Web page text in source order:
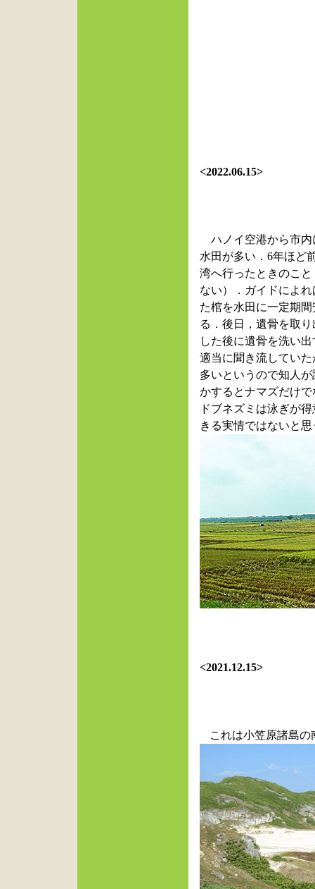
<2022.06.15>
ハノイ空港から市内
水田が多い． 6年ほど
湾へ行ったときのこ
ない）．ガイドによ
た棺を水田に一定期
る．後日，遺骨を取
した後に遺骨を洗い
適当に聞き流してい
多いというので知人
かするとナマズだけ
ドブネズミは泳ぎが
きる実情ではないと
<2021.12.15>
これは小笠原諸島